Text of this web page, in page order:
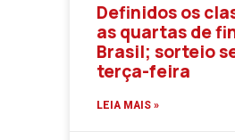
Definidos os
as quartas de
Brasil; sorteio
terça-feira
LEIA MAIS »